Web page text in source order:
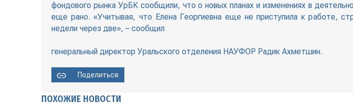
фондового рынка УрБК сообщили, что о новых планах и изменениях в
еще рано. «Учитывая, что Елена Георгиевна еще не приступила к работе,
недели через две», – сообщил
генеральный директор Уральского отделения НАУФОР Радик Ахметшин.
Поделиться
ПОХОЖИЕ НОВОСТИ